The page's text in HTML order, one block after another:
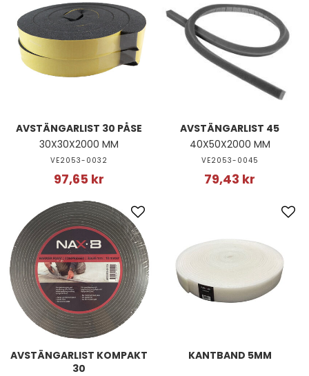
AVSTÄNGARLIST 30 PÅSE
30X30X2000 MM
VE2053-0032
97,65 kr
AVSTÄNGARLIST 45
40X50X2000 MM
VE2053-0045
79,43 kr
AVSTÄNGARLIST KOMPAKT
30
KANTBAND 5MM